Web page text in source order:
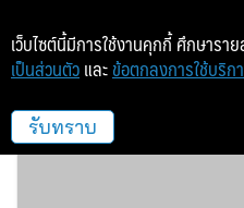
ไทยโอซูก้า
เว็บไซต์นี้มีการใช้งานคุกกี้ ศึกษาราย
เป็นส่วนตัว และ ข้อตกลงการใช้บริก
รับทราบ